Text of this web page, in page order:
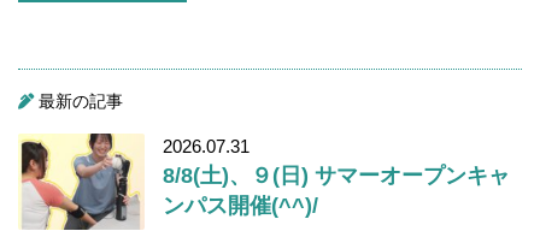
最新の記事
2026.07.31
8/8(土)、９(日) サマーオープンキャ
ンパス開催(^^)/